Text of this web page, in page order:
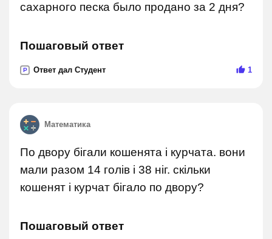
сахарного песка было продано за 2 дня?
Пошаговый ответ
P Ответ дал Студент 1
Математика
По двору бігали кошенята і курчата. вони
мали разом 14 голів і 38 ніг. скільки
кошенят і курчат бігало по двору?
Пошаговый ответ